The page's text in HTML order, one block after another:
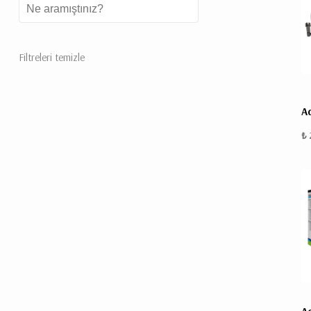
Filtreleri temizle
₺